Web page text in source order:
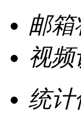
邮
视
统计